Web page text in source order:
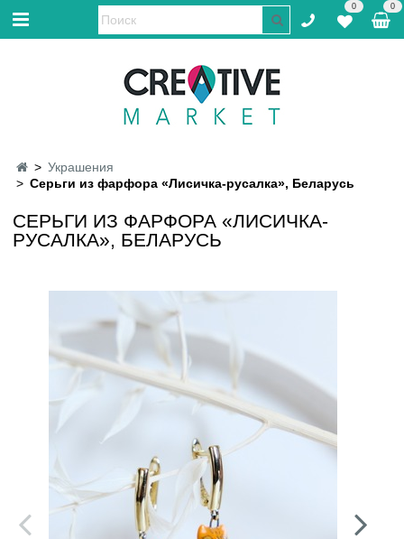
0 0
Украшения
Серьги из фарфора «Лисичка-русалка», Беларусь
СЕРЬГИ ИЗ ФАРФОРА «ЛИСИЧКА-
РУСАЛКА», БЕЛАРУСЬ